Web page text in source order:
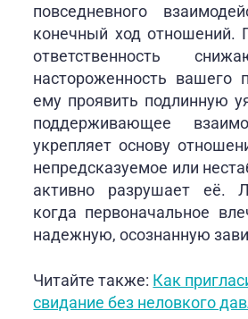
повседневного
конечный ход отношений.
ответственность
настороженность вашего
ему проявить подлинную
поддерживающее
укрепляет основу
непредсказуемое или
активно разрушает её.
когда первоначальное
надежную, осознанную
Читайте также: Как
свидание без неловкого